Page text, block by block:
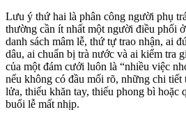
Lưu ý thứ hai là phân công người phụ
thường cần ít nhất một người điều phối
danh sách mâm lễ, thứ tự trao nhận, ai
dâu, ai chuẩn bị trà nước và ai kiểm tra
của một đám cưới luôn là “nhiều việc
nếu không có đầu mối rõ, những chi
lửa, thiếu khăn tay, thiếu phong bì hoặc
buổi lễ mất nhịp.